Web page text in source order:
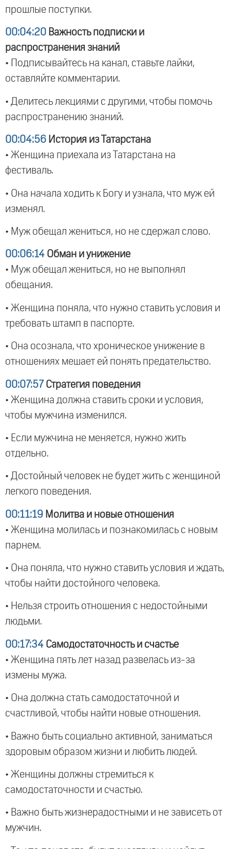
прошлые поступки.
00:04:20 Важность подписки и
распространения знаний
• Подписывайтесь на канал, ставьте лайки,
оставляйте комментарии.
• Делитесь лекциями с другими, чтобы помочь
распространению знаний.
00:04:56 История из Татарстана
• Женщина приехала из Татарстана на
фестиваль.
• Она начала ходить к Богу и узнала, что муж ей
изменял.
• Муж обещал жениться, но не сдержал слово.
00:06:14 Обман и унижение
• Муж обещал жениться, но не выполнял
обещания.
• Женщина поняла, что нужно ставить условия и
требовать штамп в паспорте.
• Она осознала, что хроническое унижение в
отношениях мешает ей понять предательство.
00:07:57 Стратегия поведения
• Женщина должна ставить сроки и условия,
чтобы мужчина изменился.
• Если мужчина не меняется, нужно жить
отдельно.
• Достойный человек не будет жить с женщиной
легкого поведения.
00:11:19 Молитва и новые отношения
• Женщина молилась и познакомилась с новым
парнем.
• Она поняла, что нужно ставить условия и ждать,
чтобы найти достойного человека.
• Нельзя строить отношения с недостойными
людьми.
00:17:34 Самодостаточность и счастье
• Женщина пять лет назад развелась из-за
измены мужа.
• Она должна стать самодостаточной и
счастливой, чтобы найти новые отношения.
• Важно быть социально активной, заниматься
здоровым образом жизни и любить людей.
• Женщины должны стремиться к
самодостаточности и счастью.
• Важно быть жизнерадостными и не зависеть от
мужчин.